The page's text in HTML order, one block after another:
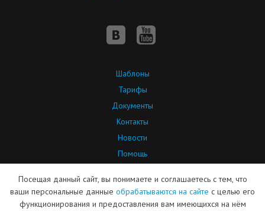
Шаблоны
Тарифы
Документы
Контакты
Новости
Помощь
Партнерская программа
Посещая данный сайт, вы понимаете и соглашаетесь с тем, что
ваши персональные данные обрабатываются на сайте с целью его
функционирования и предоставления вам имеющихся на нём